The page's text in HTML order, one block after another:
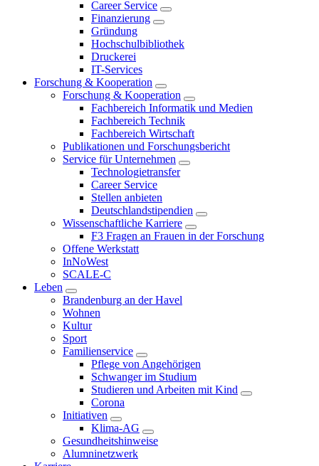
Career Service
Finanzierung
Gründung
Hochschulbibliothek
Druckerei
IT-Services
Forschung & Kooperation
Forschung & Kooperation
Fachbereich Informatik und Medien
Fachbereich Technik
Fachbereich Wirtschaft
Publikationen und Forschungsbericht
Service für Unternehmen
Technologietransfer
Career Service
Stellen anbieten
Deutschlandstipendien
Wissenschaftliche Karriere
F3 Fragen an Frauen in der Forschung
Offene Werkstatt
InNoWest
SCALE-C
Leben
Brandenburg an der Havel
Wohnen
Kultur
Sport
Familienservice
Pflege von Angehörigen
Schwanger im Studium
Studieren und Arbeiten mit Kind
Corona
Initiativen
Klima-AG
Gesundheitshinweise
Alumninetzwerk